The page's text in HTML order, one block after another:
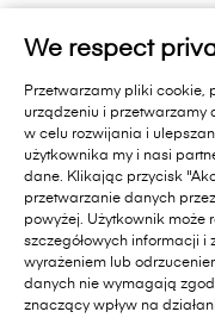
otrzymywanie informacji
o.o. 11-010 Barczewo,
dobrowolna i masz
prawo dostępu do
ograniczenia
nadzorczego lub
danych jest Primavera
Dąbrówka Mała 18A..
Polityką Prywatności
polityką ochrony danych
We respect
Przetwarzamy pliki cookie,
urządzeniu i
w celu rozwijania i
użytkownika my i nasi
dane. Klikając przycisk
przetwarzanie danych
powyżej. Użytkownik może
szczegółowych informacji i
wyrażeniem lub
danych nie wymagają
znaczący wpływ na